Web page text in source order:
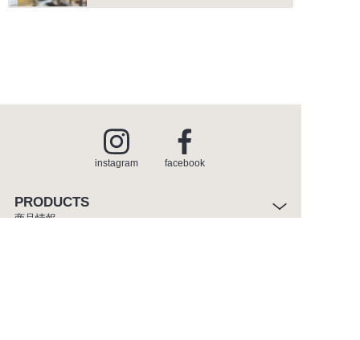
instagram facebook
PRODUCTS
商品情報